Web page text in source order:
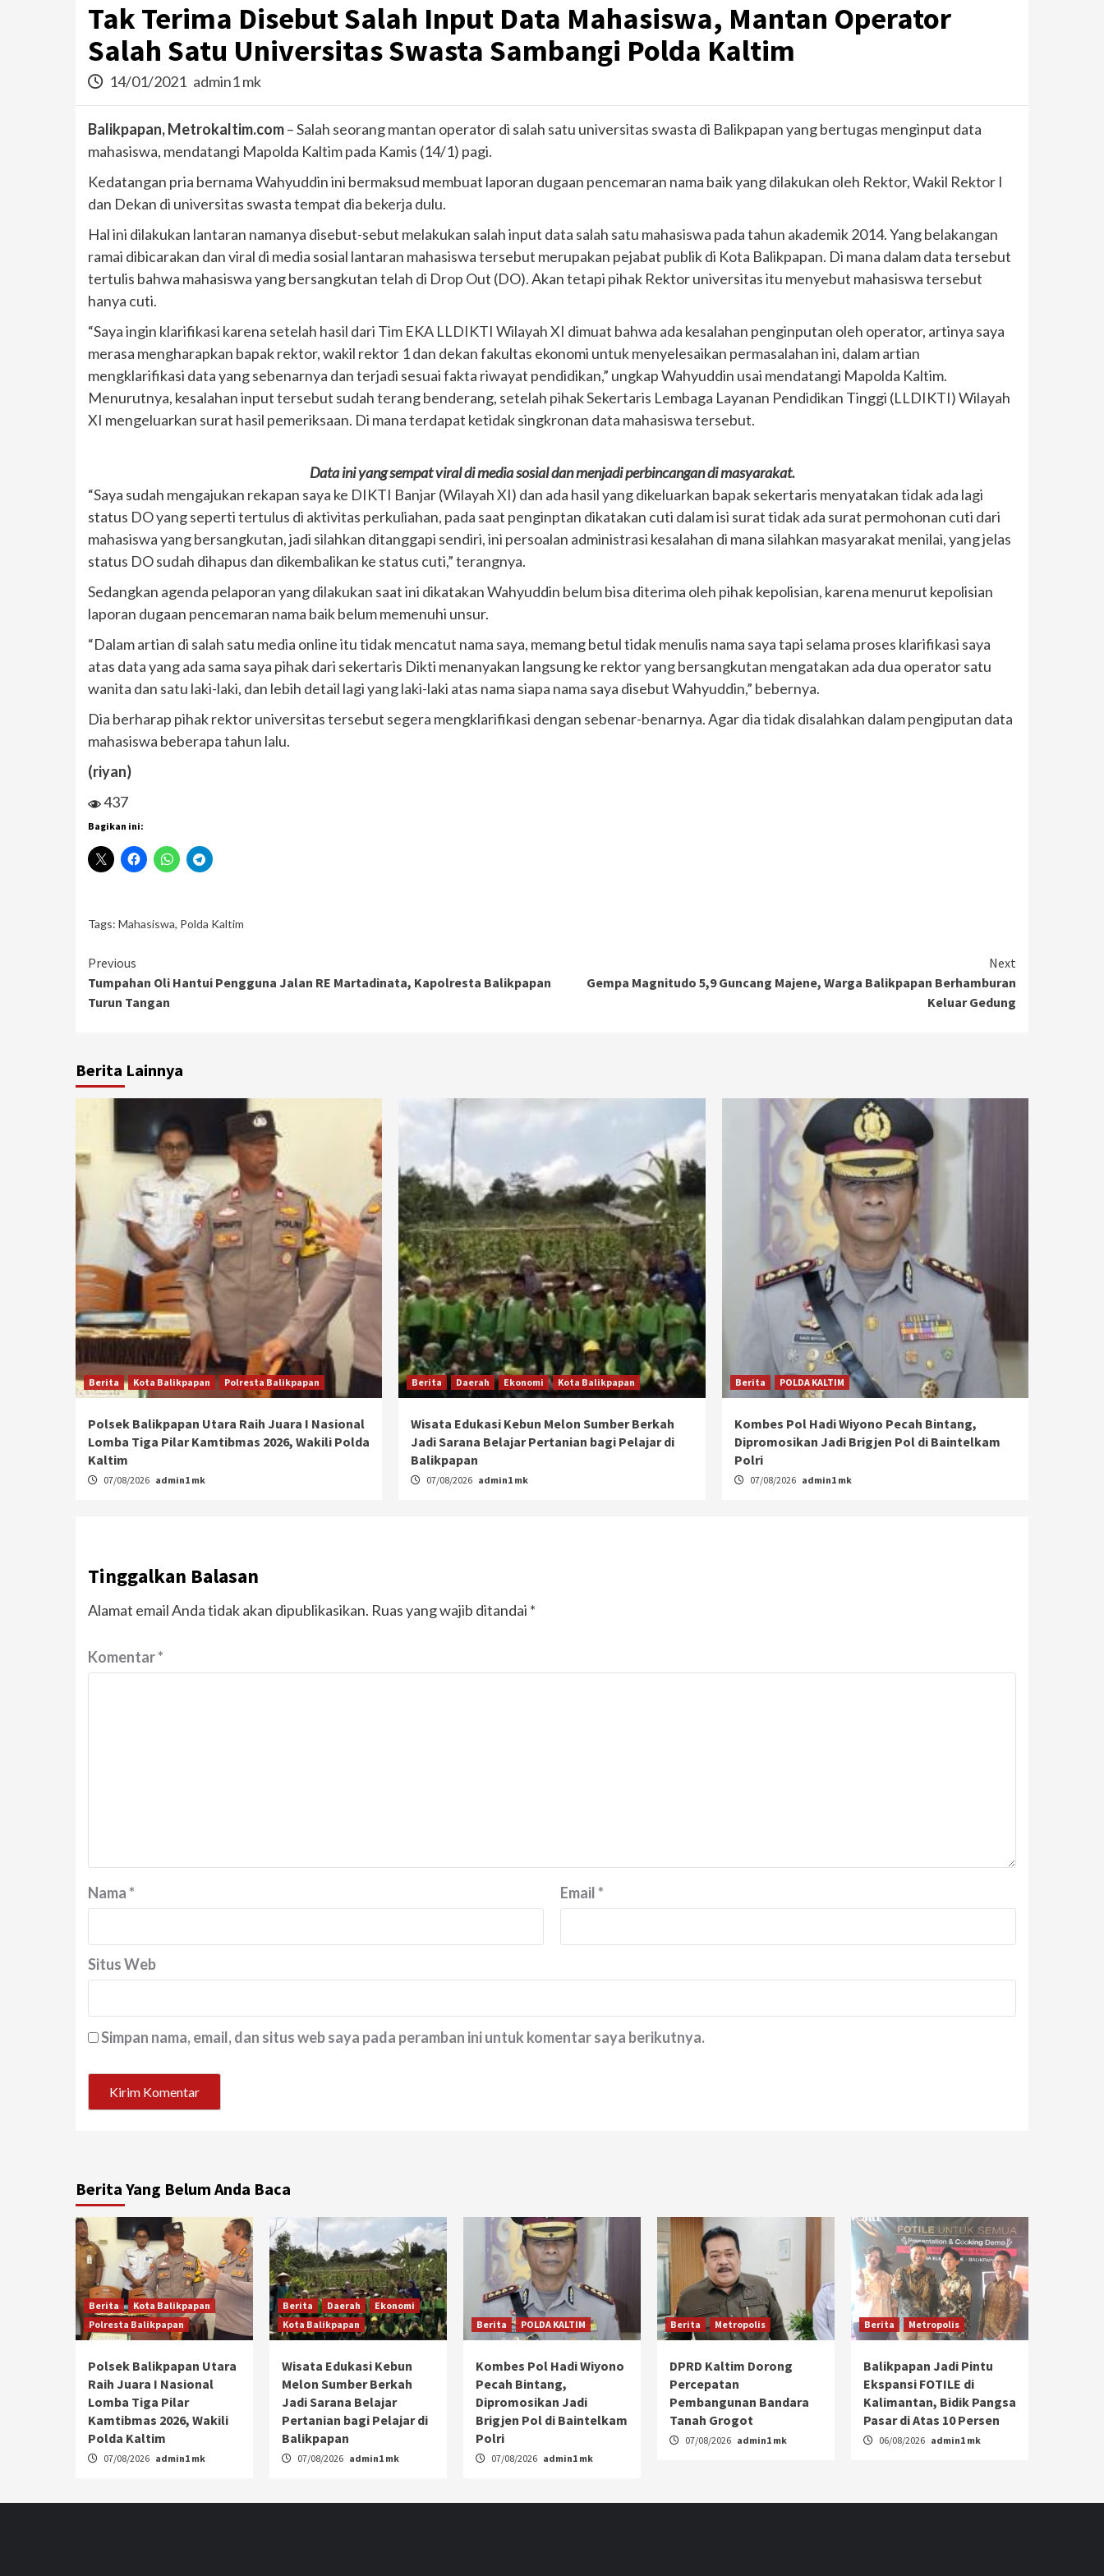
Tak Terima Disebut Salah Input Data Mahasiswa, Mantan Operator
Salah Satu Universitas Swasta Sambangi Polda Kaltim
14/01/2021 admin1 mk
Balikpapan, Metrokaltim.com– Salah seorang mantan operator di salah satu universitas swasta di Balikpapan yang bertugas menginput data
mahasiswa, mendatangi Mapolda Kaltim pada Kamis (14/1) pagi.
Kedatangan pria bernama Wahyuddin ini bermaksud membuat laporan dugaan pencemaran nama baik yang dilakukan oleh Rektor, Wakil Rektor I
dan Dekan di universitas swasta tempat dia bekerja dulu.
Hal ini dilakukan lantaran namanya disebut-sebut melakukan salah input data salah satu mahasiswa pada tahun akademik 2014. Yang belakangan
ramai dibicarakan dan viral di media sosial lantaran mahasiswa tersebut merupakan pejabat publik di Kota Balikpapan. Di mana dalam data tersebut
tertulis bahwa mahasiswa yang bersangkutan telah di Drop Out (DO). Akan tetapi pihak Rektor universitas itu menyebut mahasiswa tersebut
hanya cuti.
“Saya ingin klarifikasi karena setelah hasil dari Tim EKA LLDIKTI Wilayah XI dimuat bahwa ada kesalahan penginputan oleh operator, artinya saya
merasa mengharapkan bapak rektor, wakil rektor 1 dan dekan fakultas ekonomi untuk menyelesaikan permasalahan ini, dalam artian
mengklarifikasi data yang sebenarnya dan terjadi sesuai fakta riwayat pendidikan,” ungkap Wahyuddin usai mendatangi Mapolda Kaltim.
Menurutnya, kesalahan input tersebut sudah terang benderang, setelah pihak Sekertaris Lembaga Layanan Pendidikan Tinggi (LLDIKTI) Wilayah
XI mengeluarkan surat hasil pemeriksaan. Di mana terdapat ketidak singkronan data mahasiswa tersebut.
Data ini yang sempat viral di media sosial dan menjadi perbincangan di masyarakat.
“Saya sudah mengajukan rekapan saya ke DIKTI Banjar (Wilayah XI) dan ada hasil yang dikeluarkan bapak sekertaris menyatakan tidak ada lagi
status DO yang seperti tertulus di aktivitas perkuliahan, pada saat penginptan dikatakan cuti dalam isi surat tidak ada surat permohonan cuti dari
mahasiswa yang bersangkutan, jadi silahkan ditanggapi sendiri, ini persoalan administrasi kesalahan di mana silahkan masyarakat menilai, yang jelas
status DO sudah dihapus dan dikembalikan ke status cuti,” terangnya.
Sedangkan agenda pelaporan yang dilakukan saat ini dikatakan Wahyuddin belum bisa diterima oleh pihak kepolisian, karena menurut kepolisian
laporan dugaan pencemaran nama baik belum memenuhi unsur.
“Dalam artian di salah satu media online itu tidak mencatut nama saya, memang betul tidak menulis nama saya tapi selama proses klarifikasi saya
atas data yang ada sama saya pihak dari sekertaris Dikti menanyakan langsung ke rektor yang bersangkutan mengatakan ada dua operator satu
wanita dan satu laki-laki, dan lebih detail lagi yang laki-laki atas nama siapa nama saya disebut Wahyuddin,” bebernya.
Dia berharap pihak rektor universitas tersebut segera mengklarifikasi dengan sebenar-benarnya. Agar dia tidak disalahkan dalam pengiputan data
mahasiswa beberapa tahun lalu.
(riyan)
437
Bagikan ini:
Tags: Mahasiswa, Polda Kaltim
Continue
Reading
Previous
Tumpahan Oli Hantui Pengguna Jalan RE Martadinata, Kapolresta Balikpapan
Turun Tangan
Next
Gempa Magnitudo 5,9 Guncang Majene, Warga Balikpapan Berhamburan
Keluar Gedung
Berita Lainnya
Berita Kota Balikpapan Polresta Balikpapan
Polsek Balikpapan Utara Raih Juara I Nasional
Lomba Tiga Pilar Kamtibmas 2026, Wakili Polda
Kaltim
07/08/2026 admin1 mk
Berita Daerah Ekonomi Kota Balikpapan
Wisata Edukasi Kebun Melon Sumber Berkah
Jadi Sarana Belajar Pertanian bagi Pelajar di
Balikpapan
07/08/2026 admin1 mk
Berita POLDA KALTIM
Kombes Pol Hadi Wiyono Pecah Bintang,
Dipromosikan Jadi Brigjen Pol di Baintelkam
Polri
07/08/2026 admin1 mk
Tinggalkan Balasan
Alamat email Anda tidak akan dipublikasikan. Ruas yang wajib ditandai *
Komentar*
Nama* Email*
Situs Web
Simpan nama, email, dan situs web saya pada peramban ini untuk komentar saya berikutnya.
Berita Yang Belum Anda Baca
Berita
Kota Balikpapan
Polresta Balikpapan
Polsek Balikpapan Utara
Raih Juara I Nasional
Lomba Tiga Pilar
Kamtibmas 2026, Wakili
Polda Kaltim
07/08/2026 admin1 mk
Berita Daerah
Ekonomi
Kota Balikpapan
Wisata Edukasi Kebun
Melon Sumber Berkah
Jadi Sarana Belajar
Pertanian bagi Pelajar di
Balikpapan
07/08/2026 admin1 mk
Berita POLDA KALTIM
Kombes Pol Hadi Wiyono
Pecah Bintang,
Dipromosikan Jadi
Brigjen Pol di Baintelkam
Polri
07/08/2026 admin1 mk
Berita Metropolis
DPRD Kaltim Dorong
Percepatan
Pembangunan Bandara
Tanah Grogot
07/08/2026 admin1 mk
Berita Metropolis
Balikpapan Jadi Pintu
Ekspansi FOTILE di
Kalimantan, Bidik Pangsa
Pasar di Atas 10 Persen
06/08/2026 admin1 mk